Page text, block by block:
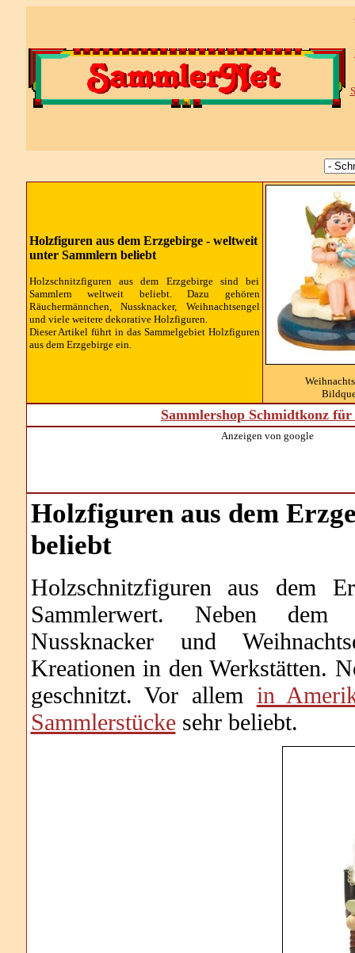
Holzfiguren aus dem Erzgebirge - weltweit
unter Sammlern beliebt
Holzschnitzfiguren aus dem Erzgebirge sind bei
Sammlern weltweit beliebt. Dazu gehören
Räuchermännchen, Nussknacker, Weihnachtsengel
und viele weitere dekorative Holzfiguren.
Dieser Artikel führt in das Sammelgebiet Holzfiguren
aus dem Erzgebirge ein.
Sammlershop Schmidtkonz
Anzeigen von google
Holzfiguren aus dem
beliebt
Holzschnitzfiguren aus dem
Sammlerwert. Neben dem
Nussknacker und
Kreationen in den Werkstätten.
geschnitzt. Vor allem in
Sammlerstückesehr beliebt.